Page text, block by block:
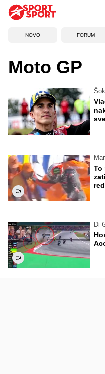
NOVO FORUM
Moto GP
To
Di